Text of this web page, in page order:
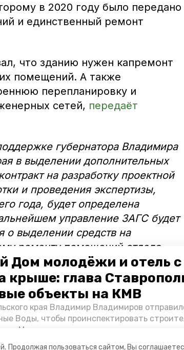
Продолжая пользоваться сайтом, Вы
Дом молодёжи и отель с
крыше: глава
объекты на КМВ
края Владимир Владимиров
Воды, чтобы проинспектировать
и Минводах, а также выслушать
в 2020 году было передано
и единственный ремонт
что зданию нужен капремонт
помещений. А также
перепланировку и
сетей, передаёт
губернатора Владимира
в выделении дополнительных
на разработку проектной
и проведения экспертизы,
года, будет определена
управление ЗАГС будет
о выделении средств на
ремонту помещений отдела
управлении ЗАГС.
ЗАГСе проводят
а также регистрируют более
других документов.